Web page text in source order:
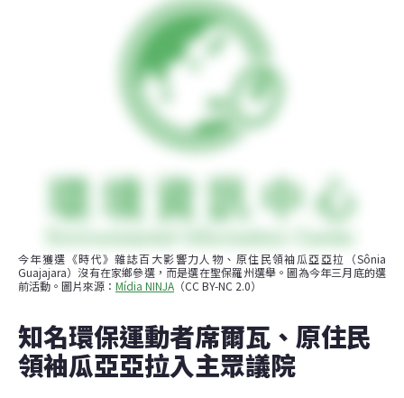
今年獲選《時代》雜誌百大影響力人物、原住民領袖瓜亞亞拉（Sônia
Guajajara）沒有在家鄉參選，而是選在聖保羅州選舉。圖為今年三月底的選
前活動。圖片來源： Mídia NINJA （CC BY-NC 2.0）
知名環保運動者席爾瓦、原住民
領袖瓜亞亞拉入主眾議院